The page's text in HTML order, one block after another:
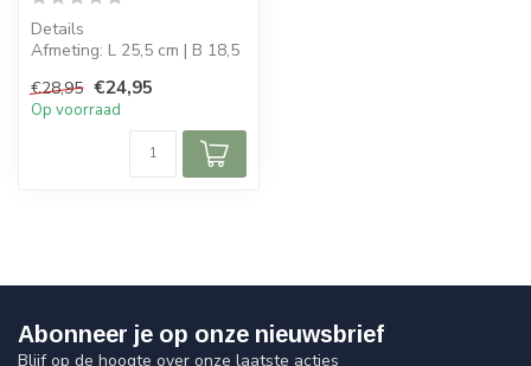
Details
Afmeting: L 25,5 cm | B 18,5
Inhoud schaal: 0,96 L
Scha...
€28,95 €24,95
Op voorraad
Abonneer je op onze nieuwsbrief
Blijf op de hoogte over onze laatste acties